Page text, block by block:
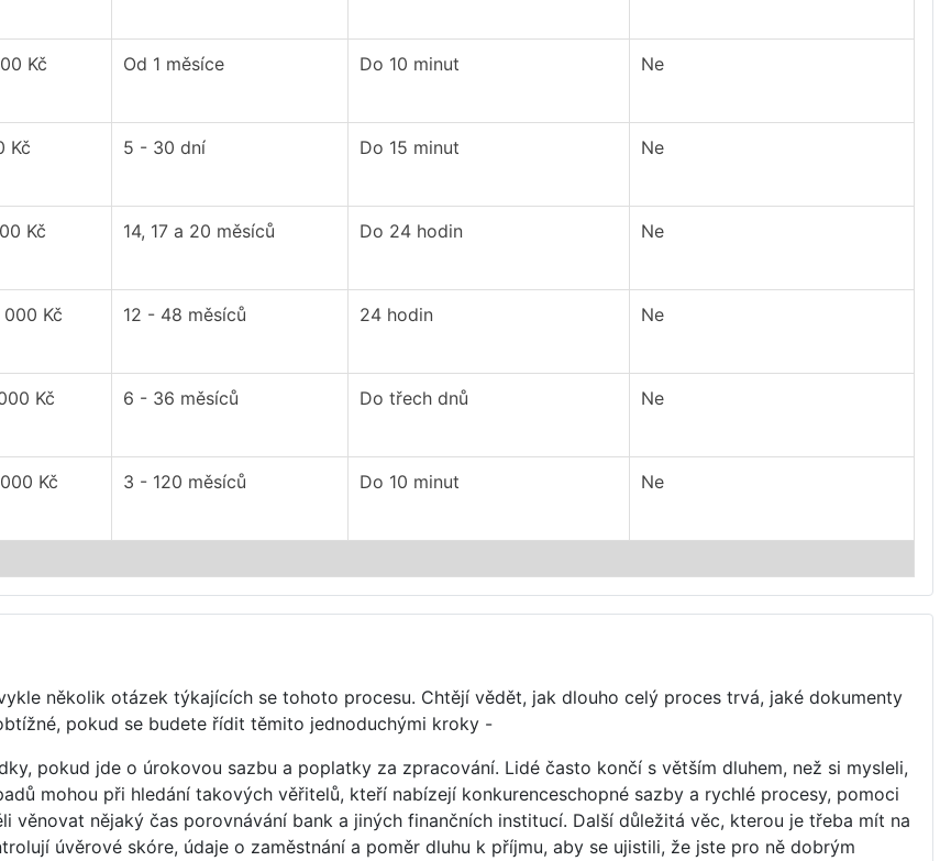
Kč Od 1 měsíce Do 10 minut Ne
Kč 5 - 30 dní Do 15 minut Ne
Kč 14, 17 a 20 měsíců Do 24 hodin Ne
Kč 12 - 48 měsíců 24 hodin Ne
Kč 6 - 36 měsíců Do třech dnů Ne
Kč 3 - 120 měsíců Do 10 minut Ne
několik otázek týkajících se tohoto procesu. Chtějí vědět, jak dlouho celý proces trvá, jaké dokumenty
pokud se budete řídit těmito jednoduchými kroky -
pokud jde o úrokovou sazbu a poplatky za zpracování. Lidé často končí s větším dluhem, než si mysleli,
mohou při hledání takových věřitelů, kteří nabízejí konkurenceschopné sazby a rychlé procesy, pomoci
věnovat nějaký čas porovnávání bank a jiných finančních institucí. Další důležitá věc, kterou je třeba mít na
úvěrové skóre, údaje o zaměstnání a poměr dluhu k příjmu, aby se ujistili, že jste pro ně dobrým